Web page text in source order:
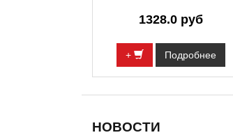
1328.0 руб
+ Подробнее
НОВОСТИ